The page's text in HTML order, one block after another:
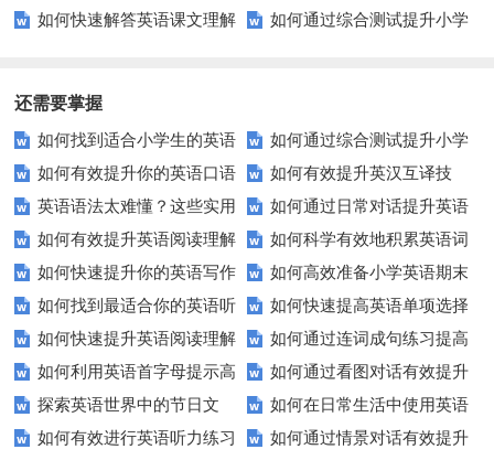
运用能力？
技巧让你轻松应对！
如何快速解答英语课文理解
如何通过综合测试提升小学
还需要掌握
如何找到适合小学生的英语
听力练习资源？
如何通过综合测试提升小学
生英语听说读写技能？
如何有效提升你的英语口语
表达能力？这5个技巧让你说一
口流利英语！
如何有效提升英汉互译技
巧？这些方法让你翻译更精准！
英语语法太难懂？这些实用
技巧让你轻松掌握！
如何通过日常对话提升英语
口语能力？试试这5个方法！
如何有效提升英语阅读理解
能力？这些技巧让你事半功倍！
如何科学有效地积累英语词
汇？
如何快速提升你的英语写作
技巧？这些建议助你一臂之力
如何高效准备小学英语期末
评估？这些技巧助你轻松过关！
如何找到最适合你的英语听
力测试？
如何快速提高英语单项选择
题的得分？
如何快速提升英语阅读理解
能力？这些技巧你必须知道！
如何通过连词成句练习提高
英语水平？
如何利用英语首字母提示高
效完成填空题？
如何通过看图对话有效提升
英语口语水平？
探索英语世界中的节日文
化：您知道这些传统吗？
如何在日常生活中使用英语
进行有效沟通？——实用英语口
如何有效进行英语听力练习
如何通过情景对话有效提升